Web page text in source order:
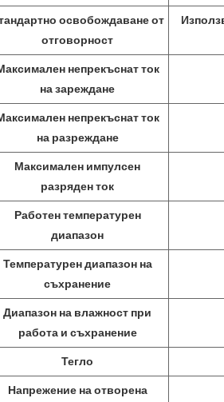
освобождаване от
отговорност
непрекъснат ток
на зареждане
непрекъснат ток
на разреждане
Максимален импулсен
разряден ток
Работен температурен
диапазон
Температурен диапазон на
съхранение
Диапазон на влажност при
работа и съхранение
Тегло
Напрежение на отворена